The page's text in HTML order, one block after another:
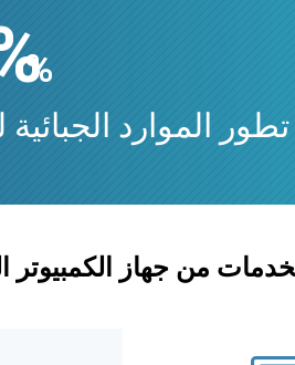
%
تطور الموارد الجبائية
من جهاز